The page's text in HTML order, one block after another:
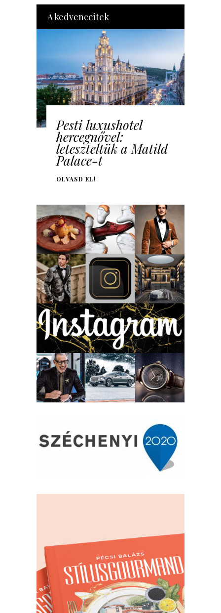
A kedvenceitek
Pesti luxushotel
hercegnővel:
leteszteltük a Matild
Palace-t
OLVASD EL!